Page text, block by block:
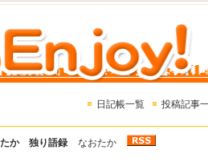
日記帳一覧 投稿記事
か 独り語録 なおたか